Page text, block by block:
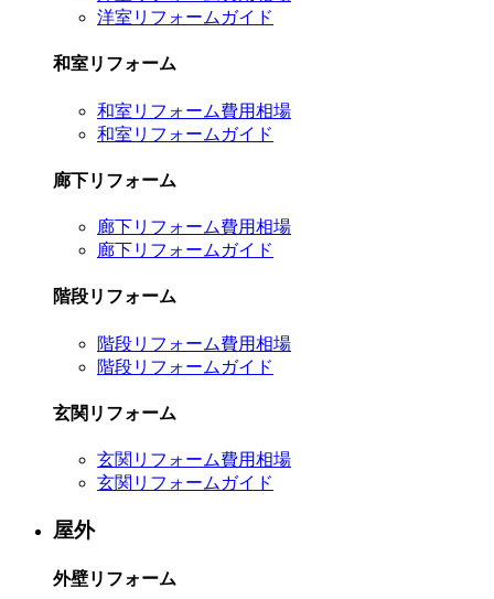
洋室リフォームガイド
和室リフォーム
和室リフォーム費用相場
和室リフォームガイド
廊下リフォーム
廊下リフォーム費用相場
廊下リフォームガイド
階段リフォーム
階段リフォーム費用相場
階段リフォームガイド
玄関リフォーム
玄関リフォーム費用相場
玄関リフォームガイド
屋外
外壁リフォーム